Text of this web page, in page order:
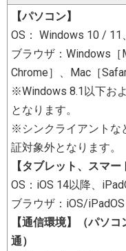
【パソコン】
OS： Windows 10 / 11
ブラウザ：Windows
Chrome］、Mac［
※Windows 8.1以下お
となります。
※シンクライアントな
証対象外となります。
【タブレット、スマー
OS：iOS 14以降、
ブラウザ：iOS/
【通信環境】（パソ
通）